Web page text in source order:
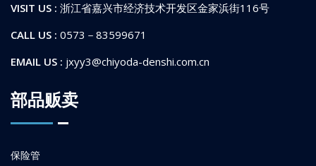
VISIT US : 浙江省嘉兴市经济技术开发区金家浜街116号
CALL US : 0573－83599671
EMAIL US : jxyy3@chiyoda-denshi.com.cn
部品贩卖
保险管